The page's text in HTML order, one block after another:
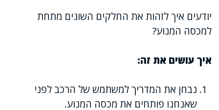
יודעים איך לזהות את החלקים השונים מתחת
למכסה המנוע?
איך עושים את זה:
נבחן את המדריך למשתמש של הרכב לפני
שאנחנו פותחים את מכסה המנוע.